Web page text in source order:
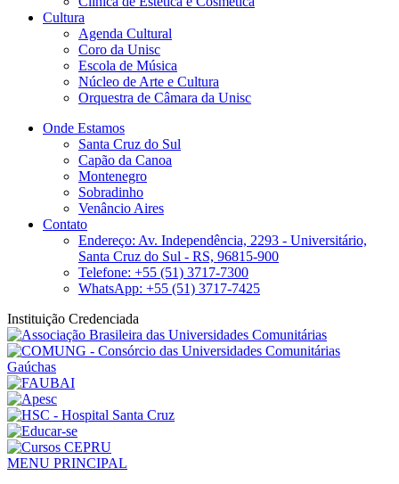
Cultura
Agenda Cultural
Coro da Unisc
Escola de Música
Núcleo de Arte e Cultura
Orquestra de Câmara da Unisc
Onde Estamos
Santa Cruz do Sul
Capão da Canoa
Montenegro
Sobradinho
Venâncio Aires
Contato
Endereço: Av. Independência, 2293 - Universitário,
Santa Cruz do Sul - RS, 96815-900
Telefone: +55 (51) 3717-7300
WhatsApp: +55 (51) 3717-7425
Instituição Credenciada
MENU PRINCIPAL